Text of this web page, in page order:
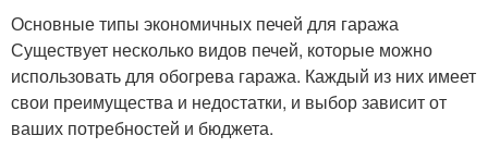
Печка в гараже Печки в гараже
Гараж в городе
Основные типы экономичных печей для гаража
Существует несколько видов печей, которые можно
использовать для обогрева гаража. Каждый из них имеет
свои преимущества и недостатки, и выбор зависит от
ваших потребностей и бюджета.